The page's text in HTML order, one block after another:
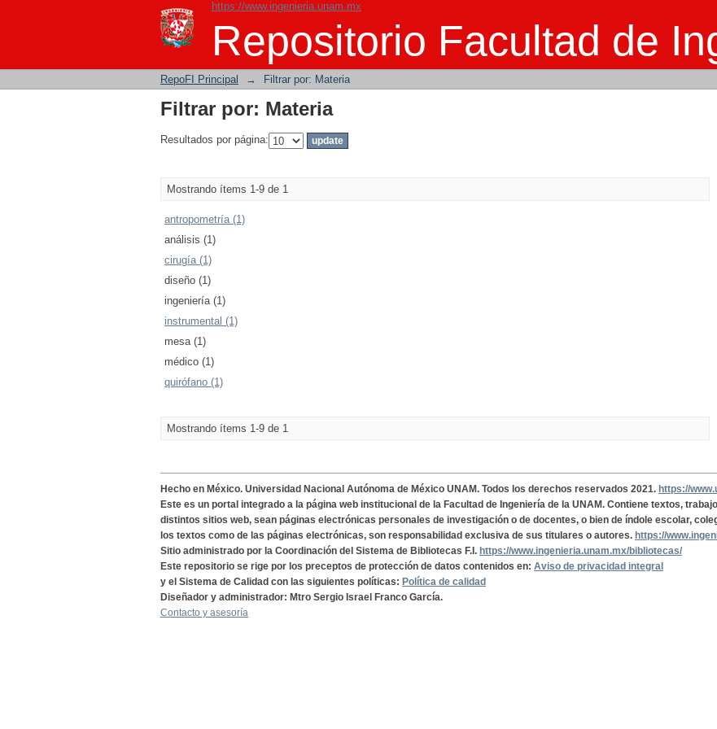
https://www.ingenieria.unam.mx
Repositorio Facultad de
Filtrar por: Materia
RepoFI Principal → Filtrar por: Materia
Filtrar por: Materia
Resultados por página:
Mostrando ítems 1-9 de 1
antropometría (1)
análisis (1)
cirugía (1)
diseño (1)
ingeniería (1)
instrumental (1)
mesa (1)
médico (1)
quirófano (1)
Mostrando ítems 1-9 de 1
Hecho en México. Universidad Nacional Autónoma de México UNAM. Todos los derechos reservados 2021. https://
Este es un portal integrado a la página web institucional de la Facultad de Ingeniería de la UNAM. Contiene textos,
distintos sitios web, sean páginas electrónicas personales de investigación o de docentes, o bien de índole escolar,
los textos como de las páginas electrónicas, son responsabilidad exclusiva de sus titulares o autores. https://
Sitio administrado por la Coordinación del Sistema de Bibliotecas F.I. https://www.ingenieria.unam.mx/bibliotecas/
Este repositorio se rige por los preceptos de protección de datos contenidos en: Aviso de privacidad integral
y el Sistema de Calidad con las siguientes políticas: Política de calidad
Diseñador y administrador: Mtro Sergio Israel Franco García.
Contacto y asesoría